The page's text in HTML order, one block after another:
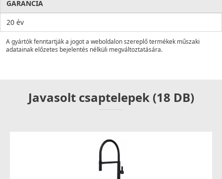
GARANCIA
20 év
A gyártók fenntartják a jogot a weboldalon szereplő termékek műszaki
adatainak előzetes bejelentés nélküli megváltoztatására.
Javasolt csaptelepek (18 DB)